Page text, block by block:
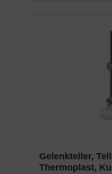
Gelenkteller,
Thermoplast,